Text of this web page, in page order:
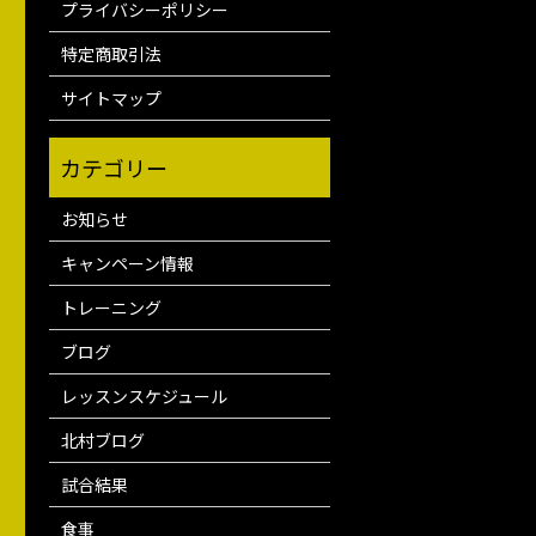
プライバシーポリシー
特定商取引法
サイトマップ
お知らせ
キャンペーン情報
トレーニング
ブログ
レッスンスケジュール
北村ブログ
試合結果
食事